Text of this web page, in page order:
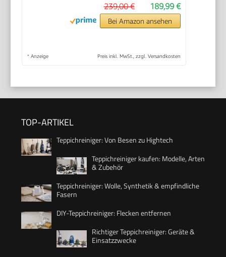
189,99 €
239,00 €
Bei Amazon ansehen
* Anzeige Preis inkl. MwSt., zzgl. Versandkosten
TOP-ARTIKEL
Teppichreiniger: Von Besen zu Hightech
Teppichreiniger kaufen: Modelle, Arten
& Zubehör
Teppichreiniger: Wolle, Synthetik & empfindliche
Fasern
DIY-Teppichreiniger: Flecken entfernen
Richtiger Teppichreiniger: Geräte &
Einsatzzwecke